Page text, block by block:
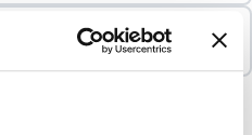
Dieser LamiZip